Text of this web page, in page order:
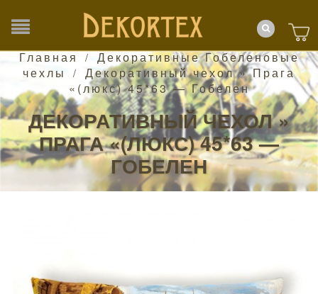
Главная /
Декоративные Гобеленовые
чехлы
/
Декоративный чехол » Прага
«(люкс) 45*63 — Гобелен
ДЕКОРАТИВНЫЙ ЧЕХОЛ »
ПРАГА «(ЛЮКС) 45*63 —
ГОБЕЛЕН